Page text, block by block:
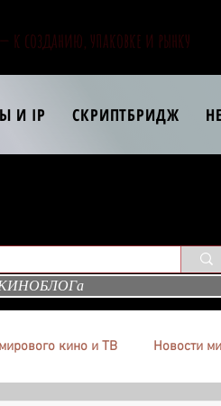
к созданию, упаковке и рынку
И IP СКРИПТБРИДЖ
кино и ТВ Новости